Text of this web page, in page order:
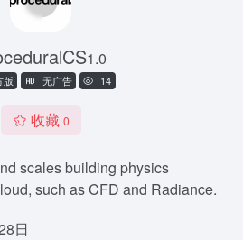
1.0
版 无广告 14
收藏 0
scales building physics
such as CFD and Radiance.
日